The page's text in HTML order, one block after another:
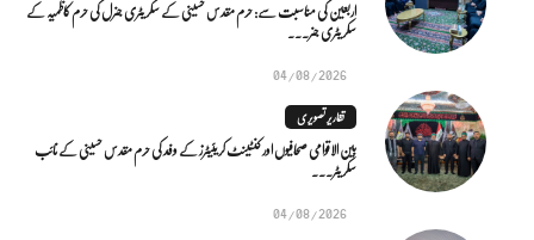
اربعین کی مناسبت سے: حرم مقدس حسینی کے سکریٹری جنرل کی حرم کاظمیہ کے
سکریٹری جنر...
04/08/2026
تقاریر تصویری
بین الاقوامی صحافیوں اور کنٹینٹ کریئیٹرز کے وفد کی حرم مقدس حسینی کے نائب
سکریٹر...
04/08/2026